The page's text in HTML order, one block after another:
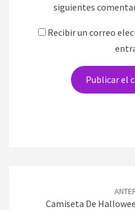
siguientes
Recibir un correo
entradasCamiseta De